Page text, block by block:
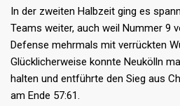
In der zweiten Halbzeit ging es
Teams weiter, auch weil Nummer 9
Defense mehrmals mit verrückten
Glücklicherweise konnte Neukölln
halten und entführte den Sieg aus
am Ende 57:61.